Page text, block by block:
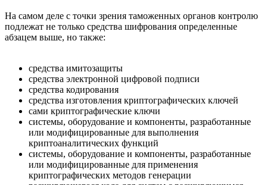
На самом деле с точки зрения таможенных органов контролю
подлежат не только средства шифрования определенные
абзацем выше, но также:
средства имитозащиты
средства электронной цифровой подписи
средства кодирования
средства изготовления криптографических ключей
сами криптографические ключи
системы, оборудование и компоненты, разработанные
или модифицированные для выполнения
криптоаналитических функций
системы, оборудование и компоненты, разработанные
или модифицированные для применения
криптографических методов генерации